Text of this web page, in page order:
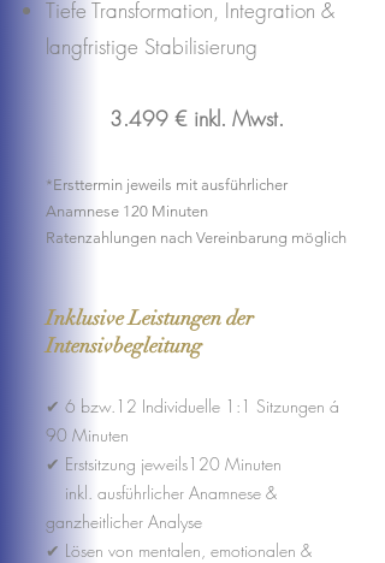
Tiefe Transformation, Integration &
langfristige Stabilisierung
3.499 € inkl. Mwst.
*Ersttermin jeweils mit ausführlicher
Anamnese 120 Minuten
Ratenzahlungen nach Vereinbarung möglich
Inklusive Leistungen der
Intensivbegleitung
✔ 6 bzw.12 Individuelle 1:1 Sitzungen á
90 Minuten
✔ Erstsitzung jeweils120 Minuten
inkl. ausführlicher Anamnese &
ganzheitlicher Analyse
✔ Lösen von mentalen, emotionalen &